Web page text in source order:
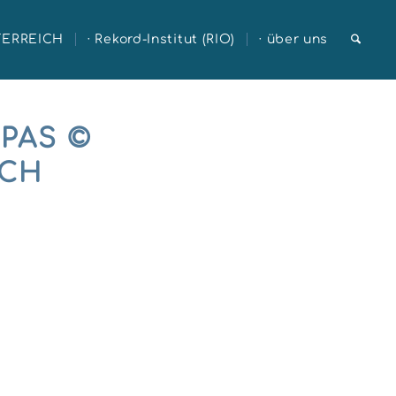
· Rekord-Institut (RIO) · über uns
© R